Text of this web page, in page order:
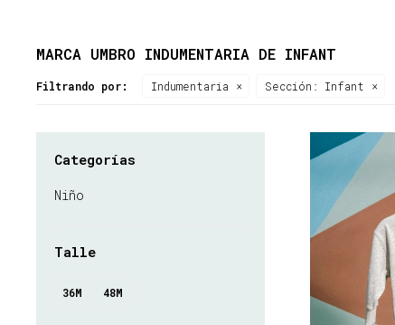
MARCA UMBRO INDUMENTARIA DE INFANT
Filtrando por: Indumentaria Sección: Infant
Categorías
Niño
Talle
36M 48M